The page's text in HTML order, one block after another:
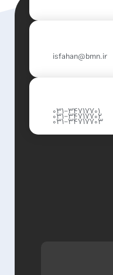
isfahan@bmn.ir
031-34717701
031-34717702
031-34717703